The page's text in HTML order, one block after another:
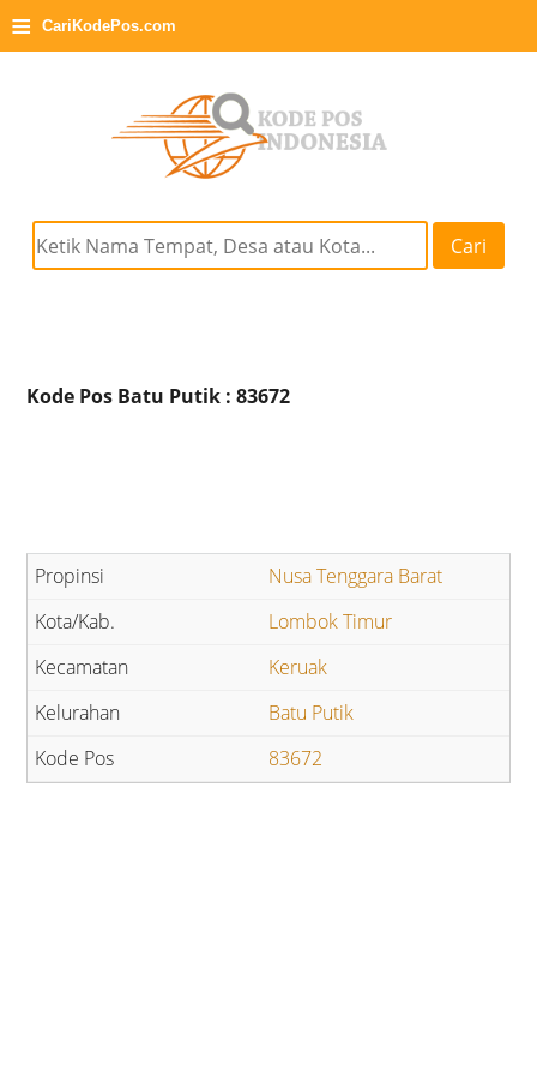
≡ CariKodePos.com
Cari
Kode Pos Batu Putik : 83672
Nusa Tenggara Barat
Lombok Timur
Keruak
Batu Putik
83672